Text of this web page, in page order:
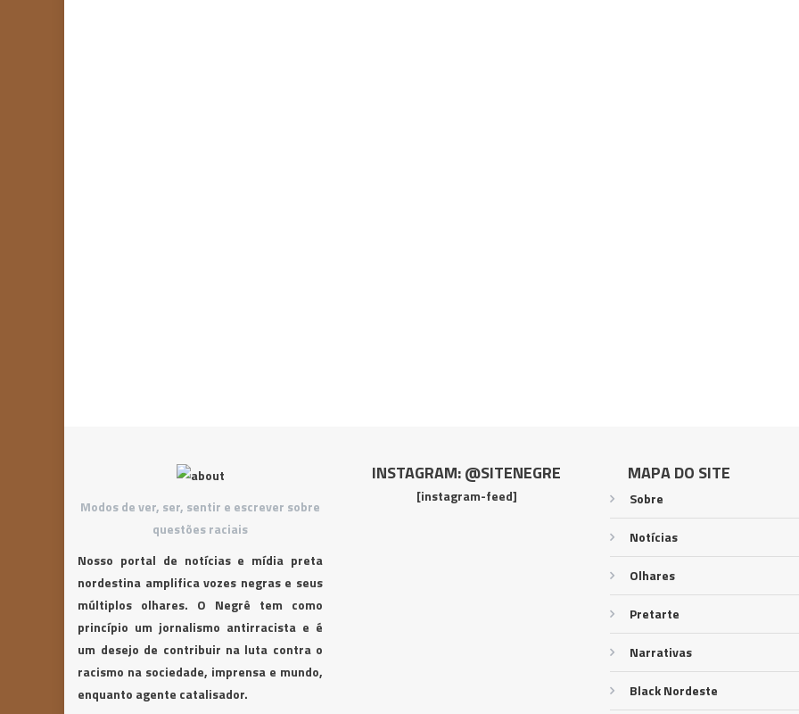
Modos de ver, ser, sentir e escrever sobre
questões raciais
Nosso portal de notícias e mídia preta
nordestina amplifica vozes negras e seus
múltiplos olhares. O Negrê tem como
princípio um jornalismo antirracista e é
um desejo de contribuir na luta contra o
racismo na sociedade, imprensa e mundo,
enquanto agente catalisador.
INSTAGRAM: @SITENEGRE
[instagram-feed]
MAPA DO SITE
Sobre
Notícias
Olhares
Pretarte
Narrativas
Black Nordeste